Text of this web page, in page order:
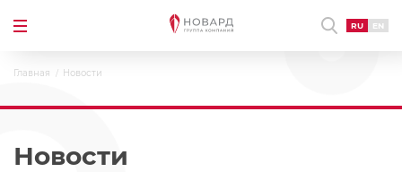
RU EN
Главная Новости
Новости